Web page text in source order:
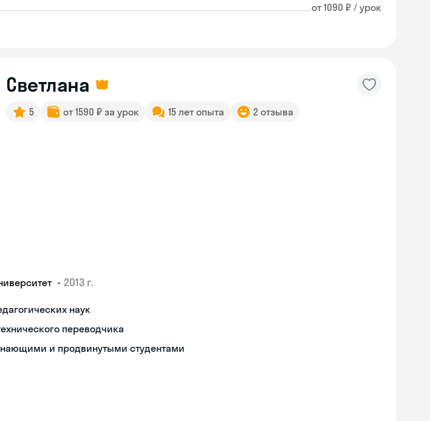
от 1090 ₽ / урок
Светлана
5 от 1590 ₽ за урок 15 лет опыта 2 отзыва
• 2013 г.
наук
переводчика
и продвинутыми студентами